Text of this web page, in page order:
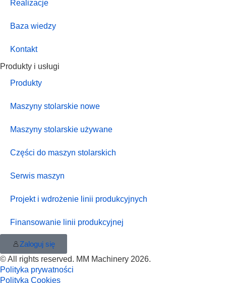
Realizacje
Baza wiedzy
Kontakt
Produkty i usługi
Produkty
Maszyny stolarskie nowe
Maszyny stolarskie używane
Części do maszyn stolarskich
Serwis maszyn
Projekt i wdrożenie linii produkcyjnych
Finansowanie linii produkcyjnej
Zaloguj się
© All rights reserved. MM Machinery 2026.
Polityka prywatności
Polityka Cookies